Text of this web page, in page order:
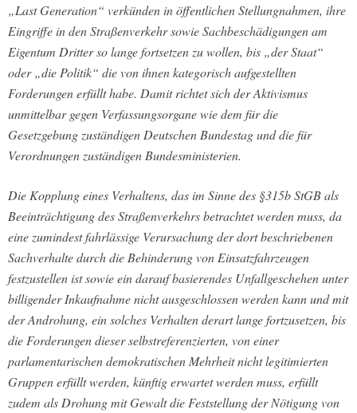
„Last Generation“ verkünden in öffentlichen Stellungnahmen, ihre
Eingriffe in den Straßenverkehr sowie Sachbeschädigungen am
Eigentum Dritter so lange fortsetzen zu wollen, bis „der Staat“
oder „die Politik“ die von ihnen kategorisch aufgestellten
Forderungen erfüllt habe. Damit richtet sich der Aktivismus
unmittelbar gegen Verfassungsorgane wie dem für die
Gesetzgebung zuständigen Deutschen Bundestag und die für
Verordnungen zuständigen Bundesministerien.
Die Kopplung eines Verhaltens, das im Sinne des §315b StGB als
Beeinträchtigung des Straßenverkehrs betrachtet werden muss, da
eine zumindest fahrlässige Verursachung der dort beschriebenen
Sachverhalte durch die Behinderung von Einsatzfahrzeugen
festzustellen ist sowie ein darauf basierendes Unfallgeschehen unter
billigender Inkaufnahme nicht ausgeschlossen werden kann und mit
der Androhung, ein solches Verhalten derart lange fortzusetzen, bis
die Forderungen dieser selbstreferenzierten, von einer
parlamentarischen demokratischen Mehrheit nicht legitimierten
Gruppen erfüllt werden, künftig erwartet werden muss, erfüllt
zudem als Drohung mit Gewalt die Feststellung der Nötigung von